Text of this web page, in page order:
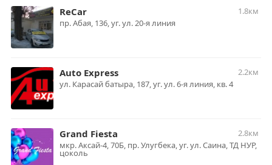
ReCar
1.8км
пр. Абая, 136, уг. ул. 20-я линия
Auto Express
2.2км
ул. Карасай батыра, 187, уг. ул. 6-я линия, кв. 4
Grand Fiesta
2.8км
мкр. Аксай-4, 70Б, пр. Улугбека, уг. ул. Саина, ТД НУР,
цоколь